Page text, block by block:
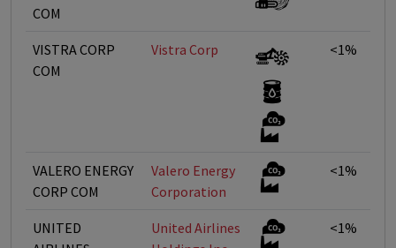
COM
VISTRA CORP
COM
Vistra Corp <1%
VALERO ENERGY
CORP COM
Valero Energy
Corporation
<1%
UNITED
United Airlines
<1%